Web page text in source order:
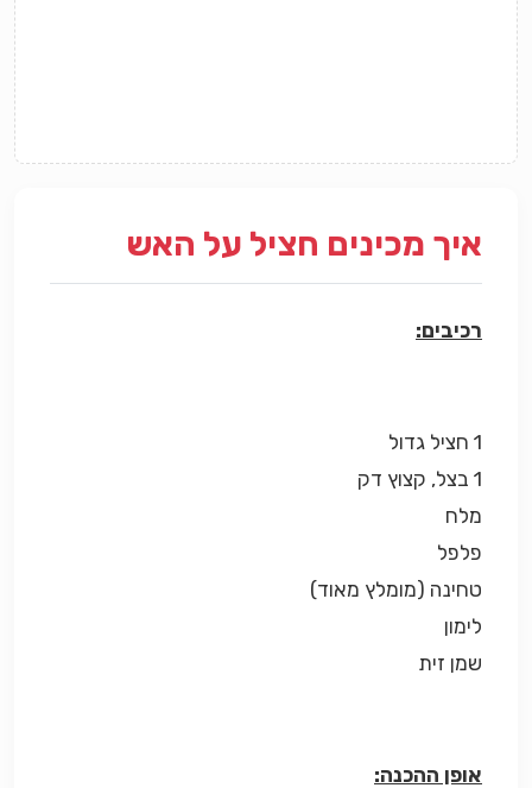
איך מכינים חציל על האש
רכיבים:
1 חציל גדול
1 בצל, קצוץ דק
מלח
פלפל
טחינה (מומלץ מאוד)
לימון
שמן זית
אופן ההכנה: